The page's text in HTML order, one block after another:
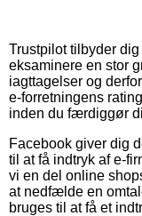
Trustpilot tilbyder
eksaminere en stor
iagttagelser og
e-forretningens
inden du færdiggør
Facebook giver dig
til at få indtryk af e-
vi en del online
at nedfælde en
bruges til at få et